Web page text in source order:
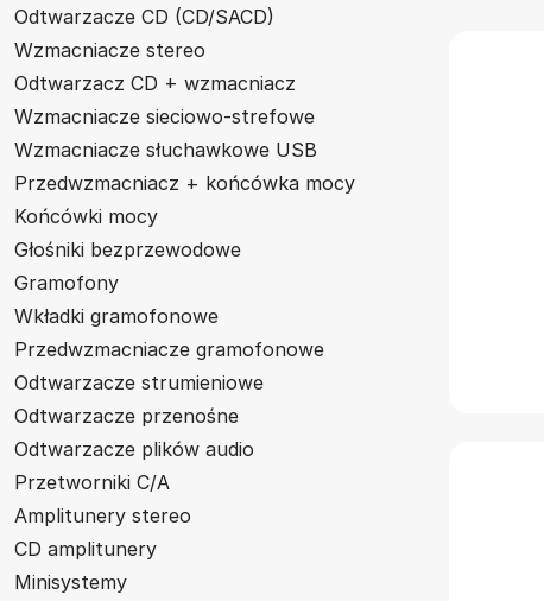
Odtwarzacze CD (CD/SACD)
Wzmacniacze stereo
Odtwarzacz CD + wzmacniacz
Wzmacniacze sieciowo-strefowe
Wzmacniacze słuchawkowe USB
Przedwzmacniacz + końcówka mocy
Końcówki mocy
Głośniki bezprzewodowe
Gramofony
Wkładki gramofonowe
Przedwzmacniacze gramofonowe
Odtwarzacze strumieniowe
Odtwarzacze przenośne
Odtwarzacze plików audio
Przetworniki C/A
Amplitunery stereo
CD amplitunery
Minisystemy